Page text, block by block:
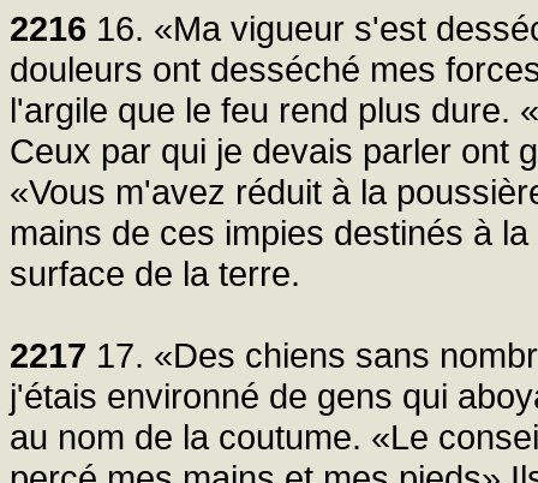
2216 16. «Ma vigueur s'est
douleurs ont desséché mes
l'argile que le feu rend plus dure.
Ceux par qui je devais parler ont
«Vous m'avez réduit à la
mains de ces impies destinés à
surface de la terre.
2217 17. «Des chiens sans
j'étais environné de gens qui
au nom de la coutume. «Le